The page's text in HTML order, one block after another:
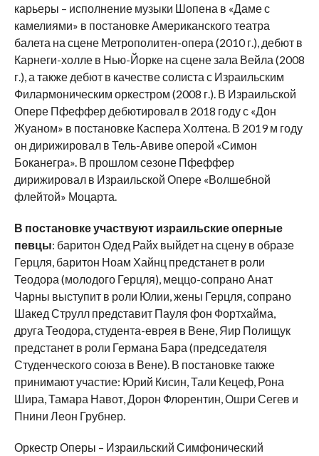
карьеры – исполнение музыки Шопена в «Даме с
камелиями» в постановке Американского театра
балета на сцене Метрополитен-опера (2010 г.), дебют в
Карнеги-холле в Нью-Йорке на сцене зала Вейла (2008
г.), а также дебют в качестве солиста с Израильским
Филармоническим оркестром (2008 г.). В Израильской
Опере Пфеффер дебютировал в 2018 году с «Дон
Жуаном» в постановке Каспера Холтена. В 2019 м году
он дирижировал в Тель-Авиве оперой «Симон
Боканегра». В прошлом сезоне Пфеффер
дирижировал в Израильской Опере «Волшебной
флейтой» Моцарта.
В постановке участвуют израильские оперные
певцы: баритон Одед Райх выйдет на сцену в образе
Герцля, баритон Ноам Хайнц предстанет в роли
Теодора (молодого Герцля), меццо-сопрано Анат
Чарны выступит в роли Юлии, жены Герцля, сопрано
Шакед Струлл представит Пауля фон Фортхайма,
друга Теодора, студента-еврея в Вене, Яир Полищук
предстанет в роли Германа Бара (председателя
Студенческого союза в Вене). В постановке также
принимают участие: Юрий Кисин, Тали Кецеф, Рона
Шира, Тамара Навот, Дорон Флорентин, Ошри Сегев и
Пнини Леон Грубнер.
Оркестр Оперы – Израильский Симфонический